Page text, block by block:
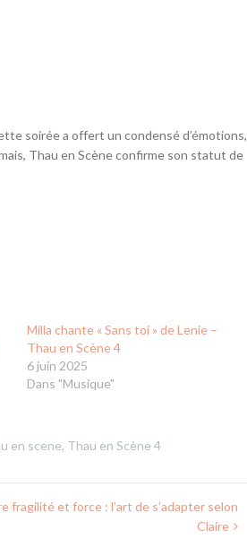
soirée a offert un condensé d’émotions,
Thau en Scène confirme son statut de
Milla chante « Sans toi » de Lenie –
Thau en Scène 4
6 juin 2025
Dans "Musique"
en scene, Thau en Scène 4
fragilité et force : l’art de s’adapter selon
Claire